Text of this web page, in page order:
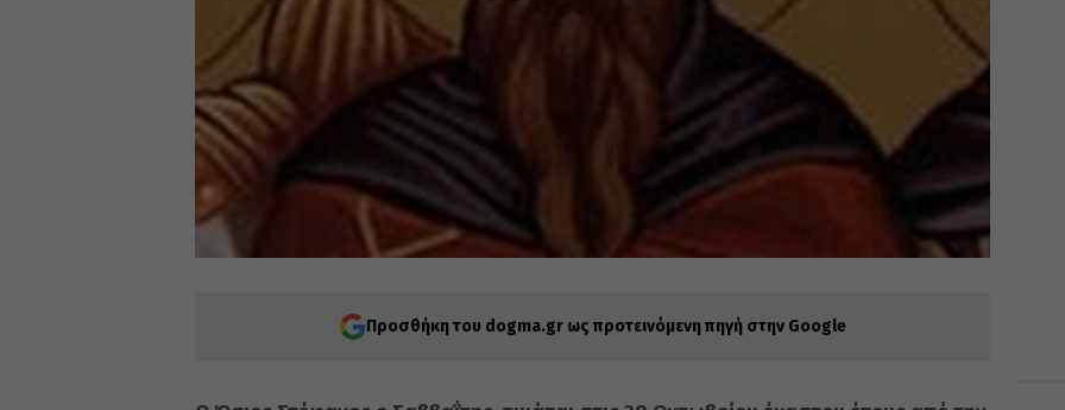
Προσθήκη του dogma.gr ως προτεινόμενη πηγή στην Google